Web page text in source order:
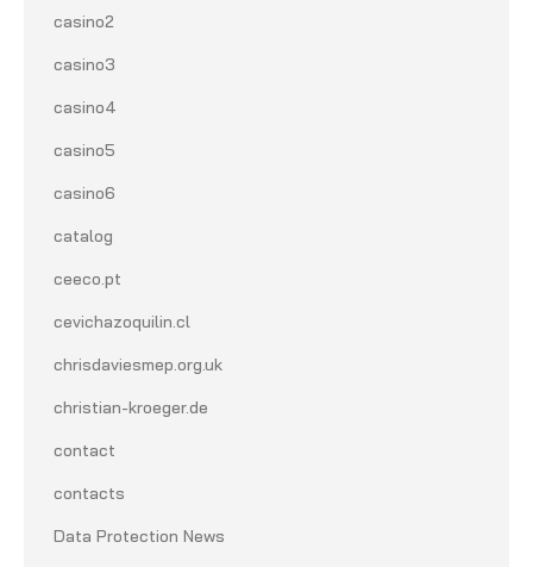
casino2
casino3
casino4
casino5
casino6
catalog
ceeco.pt
cevichazoquilin.cl
chrisdaviesmep.org.uk
christian-kroeger.de
contact
contacts
Data Protection News